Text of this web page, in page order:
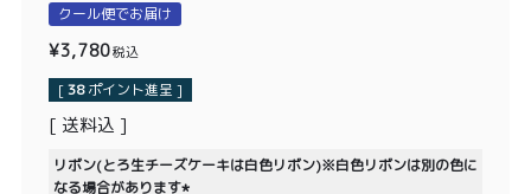
¥4,000〜¥5,999
TOP
商品
クール便でお届け
¥3,780税込
[38 ポイント進呈 ]
送料込
リボン(とろ生チーズケーキは白色リボン)※白色リボンは別の色に
なる場合があります